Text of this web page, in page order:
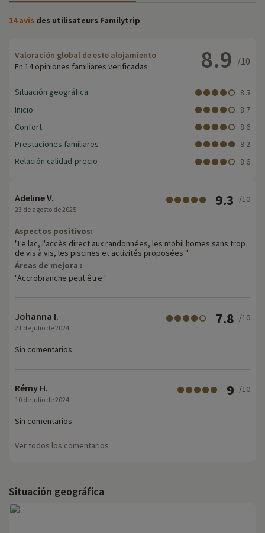
14 avis des utilisateurs Familytrip
Valoración global de este alojamiento
En 14 opiniones familiares verificadas
8.9 /10
Situación geográfica
8.5
Inicio
8.7
Confort
8.6
Prestaciones familiares
9.2
Relación calidad-precio
8.6
Adeline V.
23 de agosto de 2025
9.3 /10
Aspectos positivos:
"Le lac, l'accès direct aux randonnées, les mobil homes sans trop
de vis à vis, les piscines et activités proposées "
Áreas de mejora :
"Accrobranche peut être "
Johanna I.
21 de julio de 2024
7.8 /10
Sin comentarios
Rémy H.
10 de julio de 2024
9 /10
Sin comentarios
Ver todos los comentarios
Situación geográfica